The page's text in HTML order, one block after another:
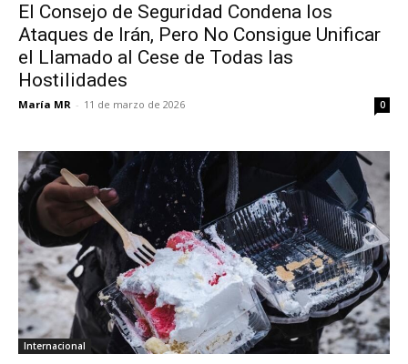
El Consejo de Seguridad Condena los
Ataques de Irán, Pero No Consigue Unificar
el Llamado al Cese de Todas las
Hostilidades
María MR - 11 de marzo de 2026 0
Internacional